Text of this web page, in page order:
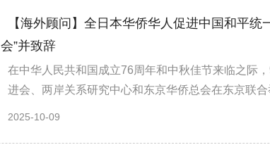
【海外顾问】全日本华侨华人促进中国和平
会”并致辞
在中华人民共和国成立76周年和中秋佳节来临之际
进会、两岸关系研究中心和东京华侨总会在东京联合
2025-10-09